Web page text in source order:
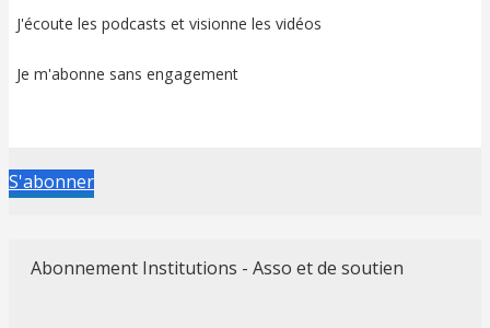
J'écoute les podcasts et visionne les vidéos
Je m'abonne sans engagement
S'abonner
Abonnement Institutions - Asso et de soutien